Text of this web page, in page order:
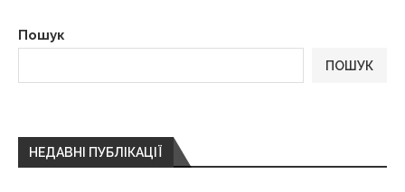
Пошук
ПОШУК
НЕДАВНІ ПУБЛІКАЦІЇ